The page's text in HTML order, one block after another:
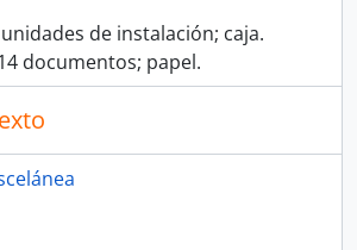
de instalación; caja.
documentos; papel.